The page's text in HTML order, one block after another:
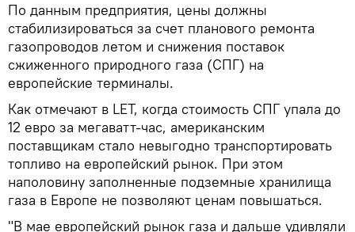
По данным предприятия, цены должны
стабилизироваться за счет планового ремонта
газопроводов летом и снижения поставок
сжиженного природного газа (СПГ) на
европейские терминалы.
Как отмечают в LET, когда стоимость СПГ упала до
12 евро за мегаватт-час, американским
поставщикам стало невыгодно транспортировать
топливо на европейский рынок. При этом
наполовину заполненные подземные хранилища
газа в Европе не позволяют ценам повышаться.
"В мае европейский рынок газа и дальше удивляли